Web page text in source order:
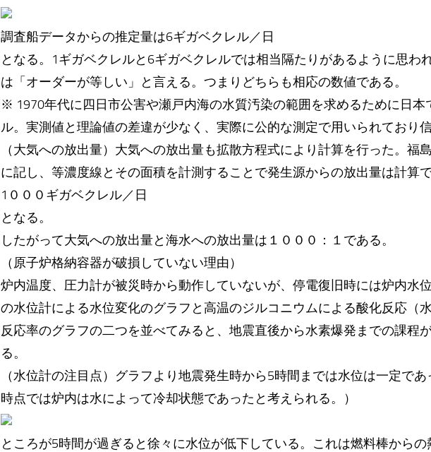
調査船データからの推定量は6ギガベクレル／日
となる。1ギガベクレルと6ギガベクレルでは相当隔たりがあるように思わ
は「オーダーが等しい」と言える。つまりどちらも相応の数値である。
※ 1970年代に四日市公害や瀬戸内海の水質汚染の範囲を求めるために日本
ル。実測値と理論値の差違が少なく、実際に公的な測定で用いられており信
（大気への放出量）大気への放出量も拡散方程式により計算を行った。福
に記し、等濃度線とその面積を計測することで発生源からの放出量は計算
1０００ギガベクレル／日
となる。
したがって大気への放出量と海水への放出量は１０００：１である。
（原子炉格納容器が破損していない理由）
炉内温度、圧力計が被災時から動作していないが、停電復旧時には炉内水
の水位計による水位変化のグラフと高温のジルコニウムによる酸化反応（
反応率のグラフの二つを並べてみると、地震直後から水素爆発までの課程
る。
（水位計の注目点）グラフより地震発生時から5時間までは水位は一定で
時点では炉内は水によって冷却状態であったと考えられる。）
ところが5時間が過ぎると徐々に水位が低下している。これは燃料棒から